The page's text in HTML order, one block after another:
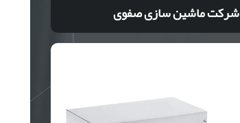
شرکت ماشین سازی صفوی